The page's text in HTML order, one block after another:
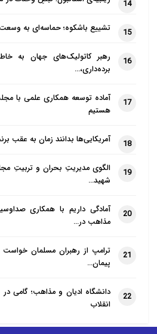
14
15 تشییع باشکوه؛ حماسه‌ای به
16
رهبر کاتولیک‌های جهان به
برده‌داری،…
17
آماده توسعه همکاری علمی با
هستیم
18 آمریکایی‌ها بدانند زمان به عقب
19
الگوی مدیریتِ بحران و تربیتِ
شهید…
20
آمادگی داریم با همکاری
مذاهب در…
21
ترامپ از رهبران مسلمان
پیمان…
22
دانشگاه ادیان و مذاهب؛ گامی
انقلاب